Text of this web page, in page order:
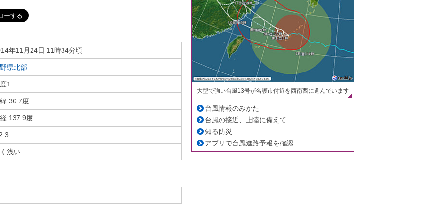
年11月24日 11時34分頃
県北部
1
36.7度
137.9度
浅い
大型で強い台風13号が名護市付近を西南西に進んでいます
台風情報のみかた
台風の接近、上陸に備えて
知る防災
アプリで台風進路予報を確認